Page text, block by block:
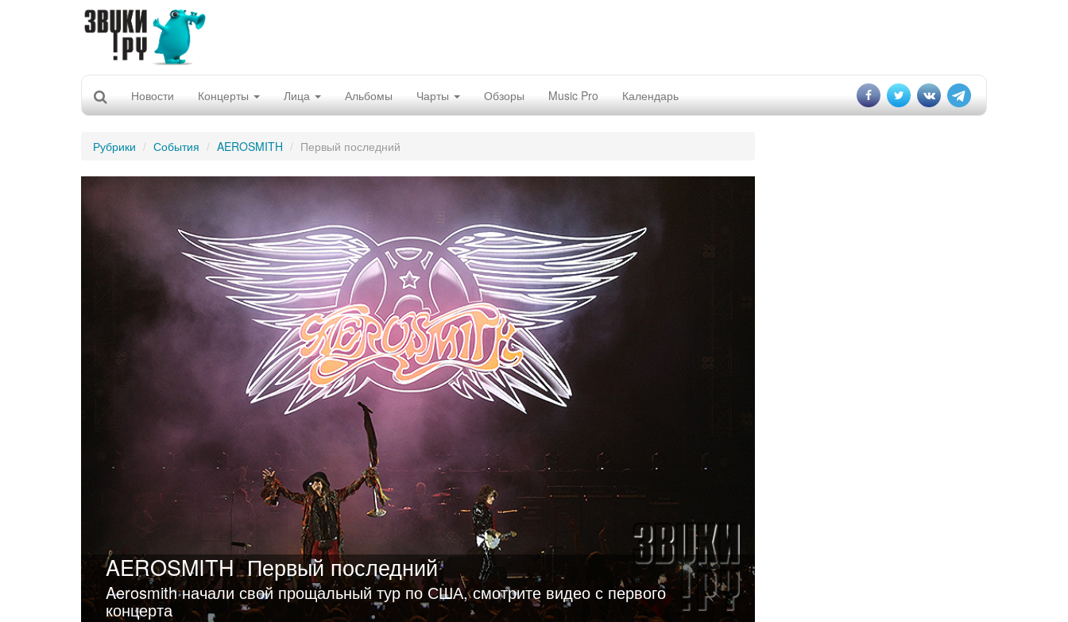
Новости Концерты Лица Альбомы Чарты Обзоры Music Pro Календарь
Рубрики События AEROSMITH Первый последний
AEROSMITH Первый последний
Aerosmith начали свой прощальный тур по США, смотрите видео с первого
концерта